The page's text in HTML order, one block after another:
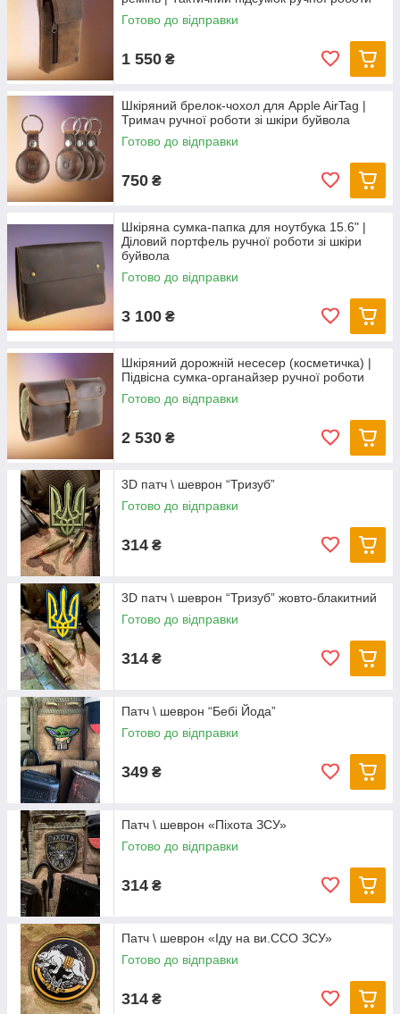
Готово до відправки
1 550 ₴
Шкіряний брелок-чохол для Apple AirTag |
Тримач ручної роботи зі шкіри буйвола
Готово до відправки
750 ₴
Шкіряна сумка-папка для ноутбука 15.6" |
Діловий портфель ручної роботи зі шкіри
буйвола
Готово до відправки
3 100 ₴
Шкіряний дорожній несесер (косметичка) |
Підвісна сумка-органайзер ручної роботи
Готово до відправки
2 530 ₴
3D патч \ шеврон “Тризуб”
Готово до відправки
314 ₴
3D патч \ шеврон “Тризуб” жовто-блакитний
Готово до відправки
314 ₴
Патч \ шеврон “Бебі Йода”
Готово до відправки
349 ₴
Патч \ шеврон «Піхота ЗСУ»
Готово до відправки
314 ₴
Патч \ шеврон «Іду на ви.ССО ЗСУ»
Готово до відправки
314 ₴